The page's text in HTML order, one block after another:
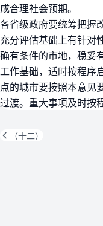
成合理社会预期。
各省级政府要统筹把
充分评估基础上有针对
确有条件的市地，稳妥
工作基础，适时按程序
点的城市要按照本意见
过渡。重大事项及时按
（十二）